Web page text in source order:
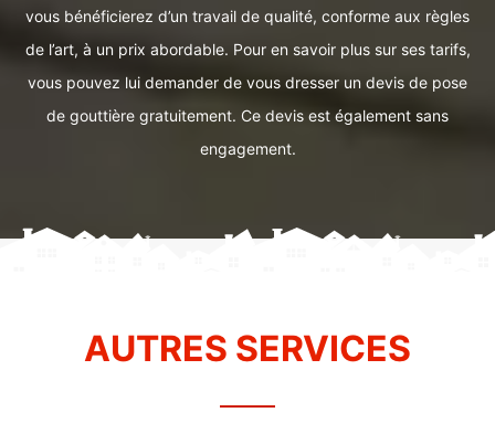
vous bénéficierez d’un travail de qualité, conforme aux règles
de l’art, à un prix abordable. Pour en savoir plus sur ses tarifs,
vous pouvez lui demander de vous dresser un devis de pose
de gouttière gratuitement. Ce devis est également sans
engagement.
AUTRES SERVICES